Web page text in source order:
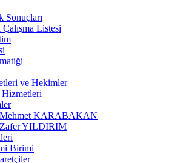
Sonuçları
Listesi
ve Hekimler
Hizmetleri
Mehmet KARABAKAN
Zafer YILDIRIM
Birimi